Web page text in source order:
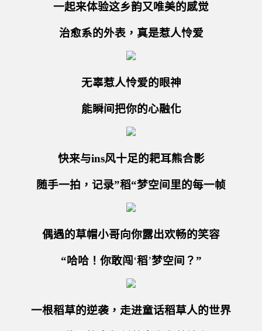
一起来体验这乡韵又唯美的感觉
治愈系的外表，真是惹人怜爱
无辜惹人怜爱的眼神
能瞬间把你的心融化
快来与ins风十足的耙耳熊合影
随手一拍，记录”稻“梦空间里的每一帧
偶遇的草帽小哥向你露出欢畅的笑容
“哈哈！你敢闯‘稻’梦空间？”
一根稻草的逆袭，走进童话稻草人的世界